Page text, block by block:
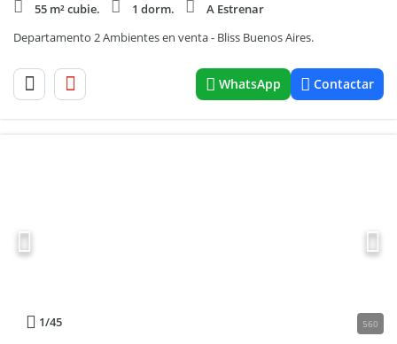
55 m² cubie.
1 dorm.
A Estrenar
Departamento 2 Ambientes en venta - Bliss Buenos Aires.
WhatsApp Contactar
1/45 560